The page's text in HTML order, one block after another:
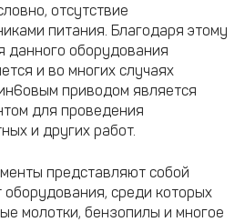
отсутствие
питания. Благодаря этому
данного оборудования
и во многих случаях
приводом является
для проведения
и других работ.
представляют собой
среди которых
молотки, бензопилы и многое